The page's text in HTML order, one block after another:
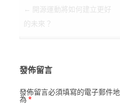
Post navigation
←
開源運動將如何建立更好
的未來？
發佈留言
發佈留言必須填寫的電子郵件
為 *